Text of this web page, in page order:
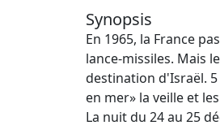
Synopsis
En 1965, la France
lance-missiles. Mais
destination d'Israël.
en mer» la veille et
La nuit du 24 au 25